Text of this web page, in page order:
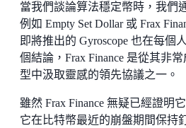
當我們談論算法穩定幣時，我們
例如 Empty Set Dollar 或 Frax
即將推出的 Gyroscope 也在每個
個結論，Frax Finance 是從其非
型中汲取靈感的領先協議之一。
雖然 Frax Finance 無疑已經證明
它在比特幣最近的崩盤期間保持